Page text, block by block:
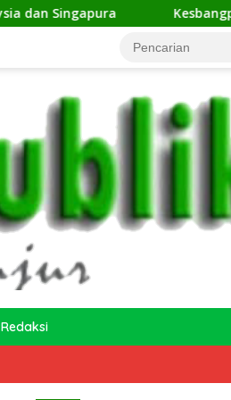
Kesbangpol Depok Bagikan
Redaksi